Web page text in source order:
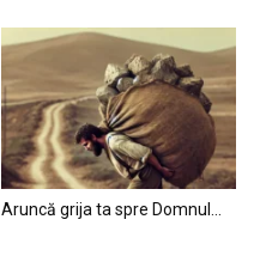
Aruncă grija ta spre Domnul…